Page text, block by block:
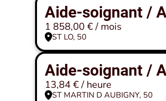
Aide-soignant /
1 858,00 € / mois
ST LO, 50
Aide-soignant /
13,84 € / heure
ST MARTIN D AUBIGNY, 50